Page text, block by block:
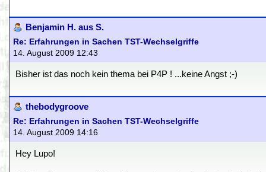
Benjamin H. aus S.
Re: Erfahrungen in Sachen TST-Wechselgriffe
14. August 2009 12:43
Bisher ist das noch kein thema bei P4P ! ...keine Angst ;-)
thebodygroove
Re: Erfahrungen in Sachen TST-Wechselgriffe
14. August 2009 14:16
Hey Lupo!